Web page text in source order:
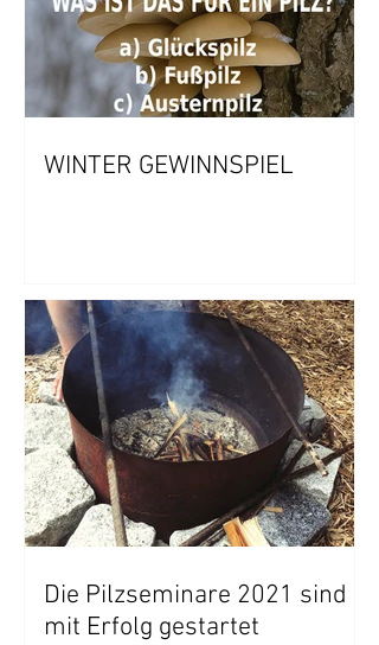
WINTER GEWINNSPIEL
Die Pilzseminare 2021 sind
mit Erfolg gestartet